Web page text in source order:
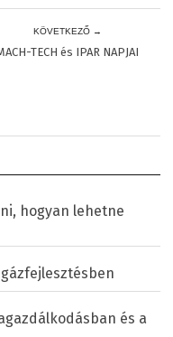
KÖVETKEZŐ →
TECH és IPAR NAPJAI
hogyan lehetne
és a